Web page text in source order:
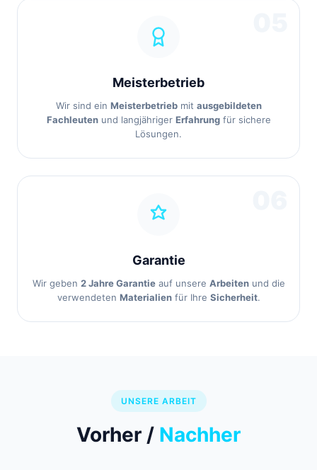
Meisterbetrieb
Wir sind ein Meisterbetriebmit ausgebildeten
Fachleutenund langjähriger Erfahrungfür sichere
Lösungen.
Garantie
Wir geben 2 Jahre Garantieauf unsere Arbeitenund die
verwendeten Materialienfür Ihre Sicherheit.
UNSERE ARBEIT
Vorher / Nachher